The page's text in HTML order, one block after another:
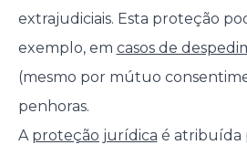
extrajudiciais. Esta proteção
exemplo, em casos de
(mesmo por mútuo
penhoras.
A proteção jurídica é atribuída